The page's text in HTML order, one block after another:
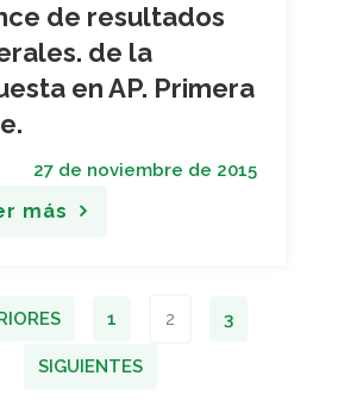
de resultados
de la
en AP. Primera
27 de noviembre de 2015
más
1 2 3
SIGUIENTES